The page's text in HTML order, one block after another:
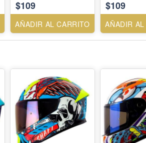
$109
AÑADIR AL CARRITO
$109
AÑADIR